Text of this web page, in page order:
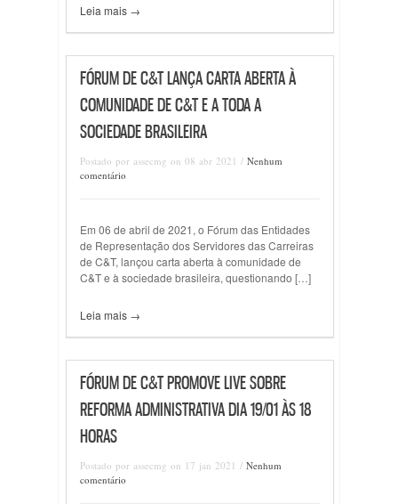
Leia mais →
FÓRUM DE C&T LANÇA CARTA ABERTA À
COMUNIDADE DE C&T E A TODA A
SOCIEDADE BRASILEIRA
Postado por assecmg on 08 abr 2021 / Nenhum
comentário
Em 06 de abril de 2021, o Fórum das Entidades
de Representação dos Servidores das Carreiras
de C&T, lançou carta aberta à comunidade de
C&T e à sociedade brasileira, questionando […]
Leia mais →
FÓRUM DE C&T PROMOVE LIVE SOBRE
REFORMA ADMINISTRATIVA DIA 19/01 ÀS 18
HORAS
Postado por assecmg on 17 jan 2021 / Nenhum
comentário